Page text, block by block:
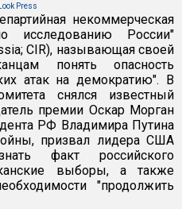
Press
некоммерческая
исследованию России"
CIR), называющая своей
понять опасность
атак на демократию". В
снялся известный
премии Оскар Морган
РФ Владимира Путина
призвал лидера США
факт российского
выборы, а также
"продолжить